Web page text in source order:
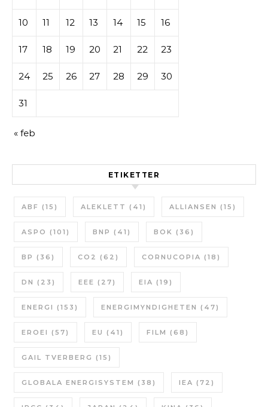
10 11 12 13 14 15 16
17 18 19 20 21 22 23
24 25 26 27 28 29 30
31
« feb
ETIKETTER
ABF (15) ALEKLETT (41) ALLIANSEN (15)
ASPO (101) BNP (41) BOK (36)
BP (36) CO2 (62) CORNUCOPIA (18)
DN (23) EEE (27) EIA (19)
ENERGI (153) ENERGIMYNDIGHETEN (47)
EROEI (57) EU (41) FILM (68)
GAIL TVERBERG (15)
GLOBALA ENERGISYSTEM (38) IEA (72)